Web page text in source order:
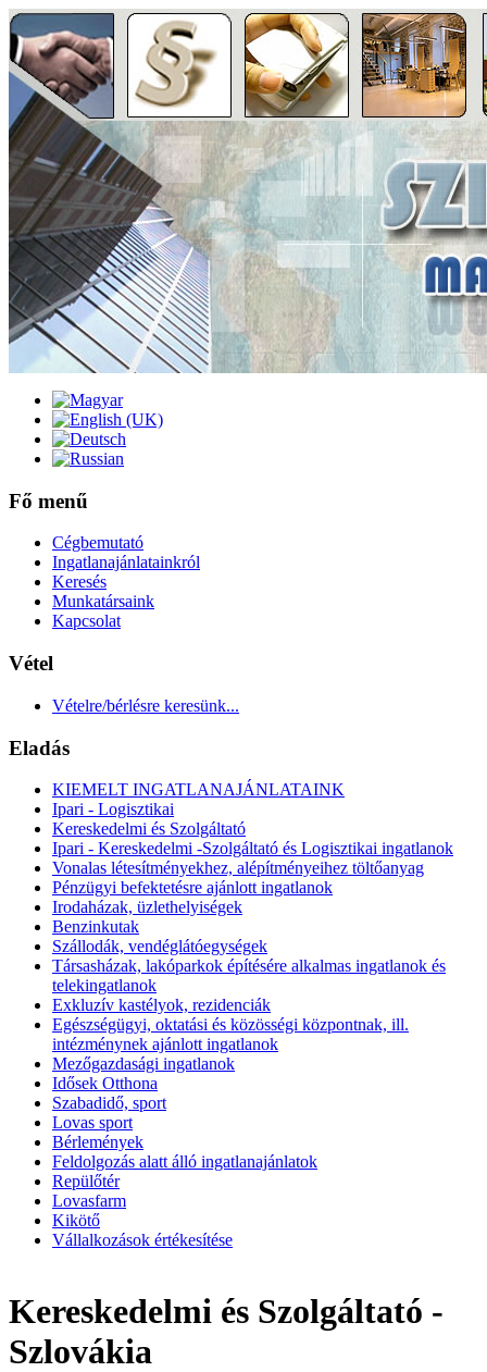
Fő menű
Cégbemutató
Ingatlanajánlatainkról
Keresés
Munkatársaink
Kapcsolat
Vétel
Vételre/bérlésre keresünk...
Eladás
KIEMELT INGATLANAJÁNLATAINK
Ipari - Logisztikai
Kereskedelmi és Szolgáltató
Ipari - Kereskedelmi -Szolgáltató és Logisztikai ingatlanok
Vonalas létesítményekhez, alépítményeihez töltőanyag
Pénzügyi befektetésre ajánlott ingatlanok
Irodaházak, üzlethelyiségek
Benzinkutak
Szállodák, vendéglátóegységek
Társasházak, lakóparkok építésére alkalmas ingatlanok és
telekingatlanok
Exkluzív kastélyok, rezidenciák
Egészségügyi, oktatási és közösségi központnak, ill.
intézménynek ajánlott ingatlanok
Mezőgazdasági ingatlanok
Idősek Otthona
Szabadidő, sport
Lovas sport
Bérlemények
Feldolgozás alatt álló ingatlanajánlatok
Repülőtér
Lovasfarm
Kikötő
Vállalkozások értékesítése
Kereskedelmi és Szolgáltató -
Szlovákia